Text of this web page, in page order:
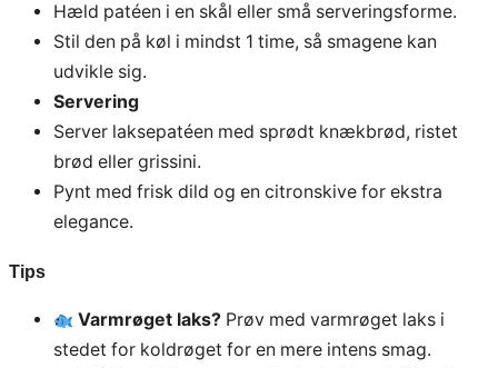
Hæld patéen i en skål eller små serveringsforme.
Stil den på køl i mindst 1 time, så smagene kan
udvikle sig.
Servering
Server laksepatéen med sprødt knækbrød, ristet
brød eller grissini.
Pynt med frisk dild og en citronskive for ekstra
elegance.
Tips
Varmrøget laks? Prøv med varmrøget laks i
stedet for koldrøget for en mere intens smag.